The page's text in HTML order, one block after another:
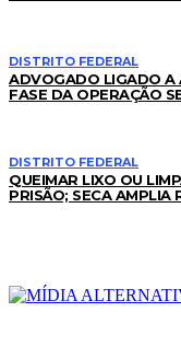
DISTRITO FEDERAL
ADVOGADO LIGADO A
FASE DA OPERAÇÃO
DISTRITO FEDERAL
QUEIMAR LIXO OU
PRISÃO; SECA AMPLIA